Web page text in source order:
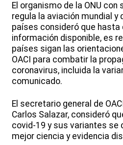
El organismo de la ONU
regula la aviación mundial y
países consideró que hasta
información disponible, es
países sigan las
OACI para combatir la
coronavirus, incluida la
comunicado.
El secretario general de
Carlos Salazar, consideró
covid-19 y sus variantes se
mejor ciencia y evidencia